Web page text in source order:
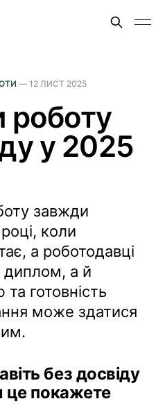
— 12 ЛИСТ 2025
роботу
у 2025
завжди
коли
а роботодавці
а й
та готовність
може здатися
без досвіду
це покажете